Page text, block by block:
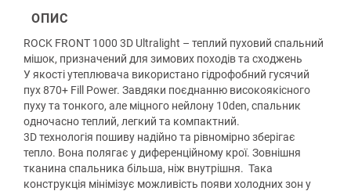
ОПИС
ROCK FRONT 1000 3D Ultralight – теплий пуховий спальний
мішок, призначений для зимових походів та сходжень
У якості утеплювача використано гідрофобний гусячий
пух 870+ Fill Power. Завдяки поєднанню високоякісного
пуху та тонкого, але міцного нейлону 10den, спальник
одночасно теплий, легкий та компактний.
3D технологія пошиву надійно та рівномірно зберігає
тепло. Вона полягає у диференційному крої. Зовнішня
тканина спальника більша, ніж внутрішня. Така
конструкція мінімізує можливість появи холодних зон у